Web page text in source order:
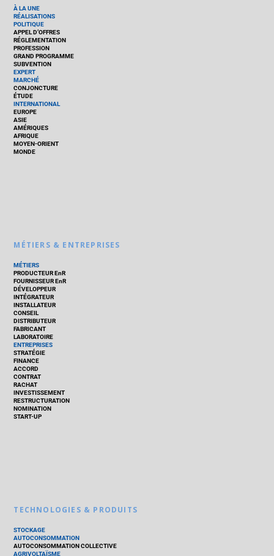
À LA UNE
RÉALISATIONS
POLITIQUE
APPEL D’OFFRES
RÉGLEMENTATION
PROFESSION
GRAND PROGRAMME
SUBVENTION
EXPERT
MARCHÉ
CONJONCTURE
ÉTUDE
INTERNATIONAL
EUROPE
ASIE
AMÉRIQUES
AFRIQUE
MOYEN-ORIENT
MONDE
MÉTIERS & ENTREPRISES
MÉTIERS
PRODUCTEUR EnR
FOURNISSEUR EnR
DÉVELOPPEUR
INTÉGRATEUR
INSTALLATEUR
CONSEIL
DISTRIBUTEUR
FABRICANT
LABORATOIRE
ENTREPRISES
STRATÉGIE
FINANCE
ACCORD
CONTRAT
RACHAT
INVESTISSEMENT
RESTRUCTURATION
NOMINATION
START-UP
TECHNOLOGIES & PRODUITS
STOCKAGE
AUTOCONSOMMATION
AUTOCONSOMMATION COLLECTIVE
AGRIVOLTAÏSME